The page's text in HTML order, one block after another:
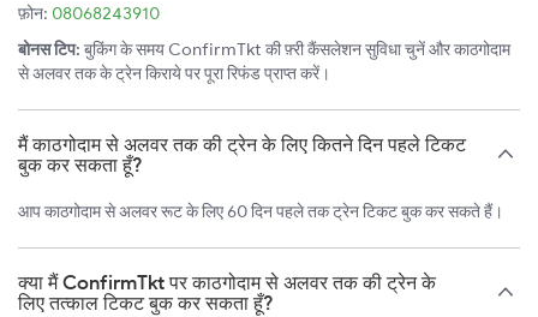
फ़ोन: 08068243910
बोनस टिप: बुकिंग के समय ConfirmTkt की फ़्री कैंसलेशन सुविधा चुनें और काठगोदाम
से अलवर तक के ट्रेन किराये पर पूरा रिफंड प्राप्त करें।
मैं काठगोदाम से अलवर तक की ट्रेन के लिए कितने दिन पहले टिकट
बुक कर सकता हूँ?
आप काठगोदाम से अलवर रूट के लिए 60 दिन पहले तक ट्रेन टिकट बुक कर सकते हैं।
क्या मैं ConfirmTkt पर काठगोदाम से अलवर तक की ट्रेन के
लिए तत्काल टिकट बुक कर सकता हूँ?